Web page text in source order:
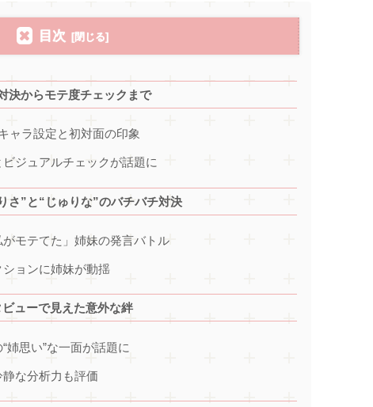
目次
決からモテ度チェックまで
ャラ設定と初対面の印象
ジュアルチェックが話題に
さ”と“じゅりな”のバチバチ対決
モテてた」姉妹の発言バトル
ョンに姉妹が動揺
ューで見えた意外な絆
姉思い”な一面が話題に
な分析力も評価